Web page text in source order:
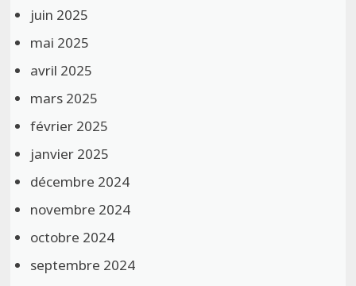
juin 2025
mai 2025
avril 2025
mars 2025
février 2025
janvier 2025
décembre 2024
novembre 2024
octobre 2024
septembre 2024